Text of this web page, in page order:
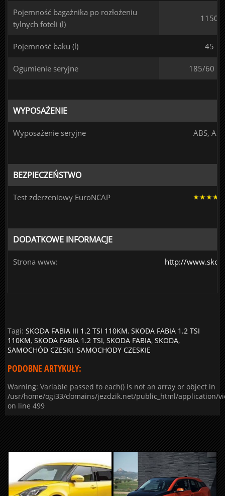
Pojemność bagażnika po rozłożeniu
tylnych foteli (l)
1150
Pojemność baku (l) 45
Ogumienie seryjne 185/60
WYPOSAŻENIE
Wyposażenie seryjne ABS, ASR
BEZPIECZEŃSTWO
Test zderzeniowy EuroNCAP
DODATKOWE INFORMACJE
Strona www: http://
Tagi: SKODA FABIA III 1.2 TSI 110KM, SKODA FABIA 1.2 TSI
110KM, SKODA FABIA 1.2 TSI, SKODA FABIA, SKODA,
SAMOCHÓD CZESKI, SAMOCHODY CZESKIE
PODOBNE ARTYKUŁY:
Warning: Variable passed to each() is not an array or object in
/usr/home/ogi33/domains/jezdzik.net/public_html/application/
on line 499